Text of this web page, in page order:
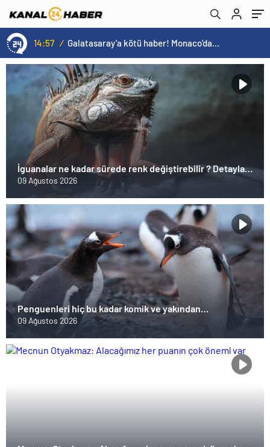
14:57 / Galatasaray’a kötü haber! Monaco’dan flaş Onyekuru kararı.
İguanalar ne kadar sürede renk değiştirebilir ? Detaylar
burada…
09 Ağustos 2026
Penguenleri hiç bu kadar komik ve yakından
görmemiştiniz
09 Ağustos 2026